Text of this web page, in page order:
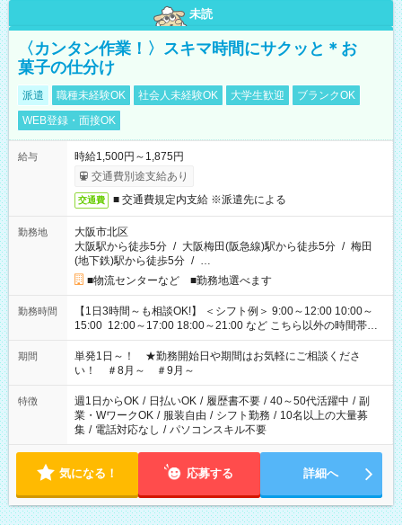
未読
〈カンタン作業！〉スキマ時間にサクッと＊お
菓子の仕分け
派遣 職種未経験OK 社会人未経験OK 大学生歓迎
ブランクOK
WEB登録・面接OK
給与
時給1,500円～1,875円
交通費別途支給あり
交通費 ■ 交通費規定内支給 ※派遣先による
勤務地
大阪市北区
大阪駅から徒歩5分 / 大阪梅田(阪急線)駅から徒歩5分 / 梅田
(地下鉄)駅から徒歩5分 / …
■物流センターなど ■勤務地選べます
勤務時間
【1日3時間～も相談OK!】 ＜シフト例＞ 9:00～12:00 10:00～
15:00 12:00～17:00 18:00～21:00 など こちら以外の時間帯も
お気軽にご相談ください！
期間
単発1日～！ ★勤務開始日や期間はお気軽にご相談くださ
い！ ＃8月～ ＃9月～
特徴 週1日からOK / 日払いOK / 履歴書不要 / 40～50代活躍中 / 副
業・WワークOK / 服装自由 / シフト勤務 / 10名以上の大量募
集 / 電話対応なし / パソコンスキル不要
気になる！ 応募する 詳細へ